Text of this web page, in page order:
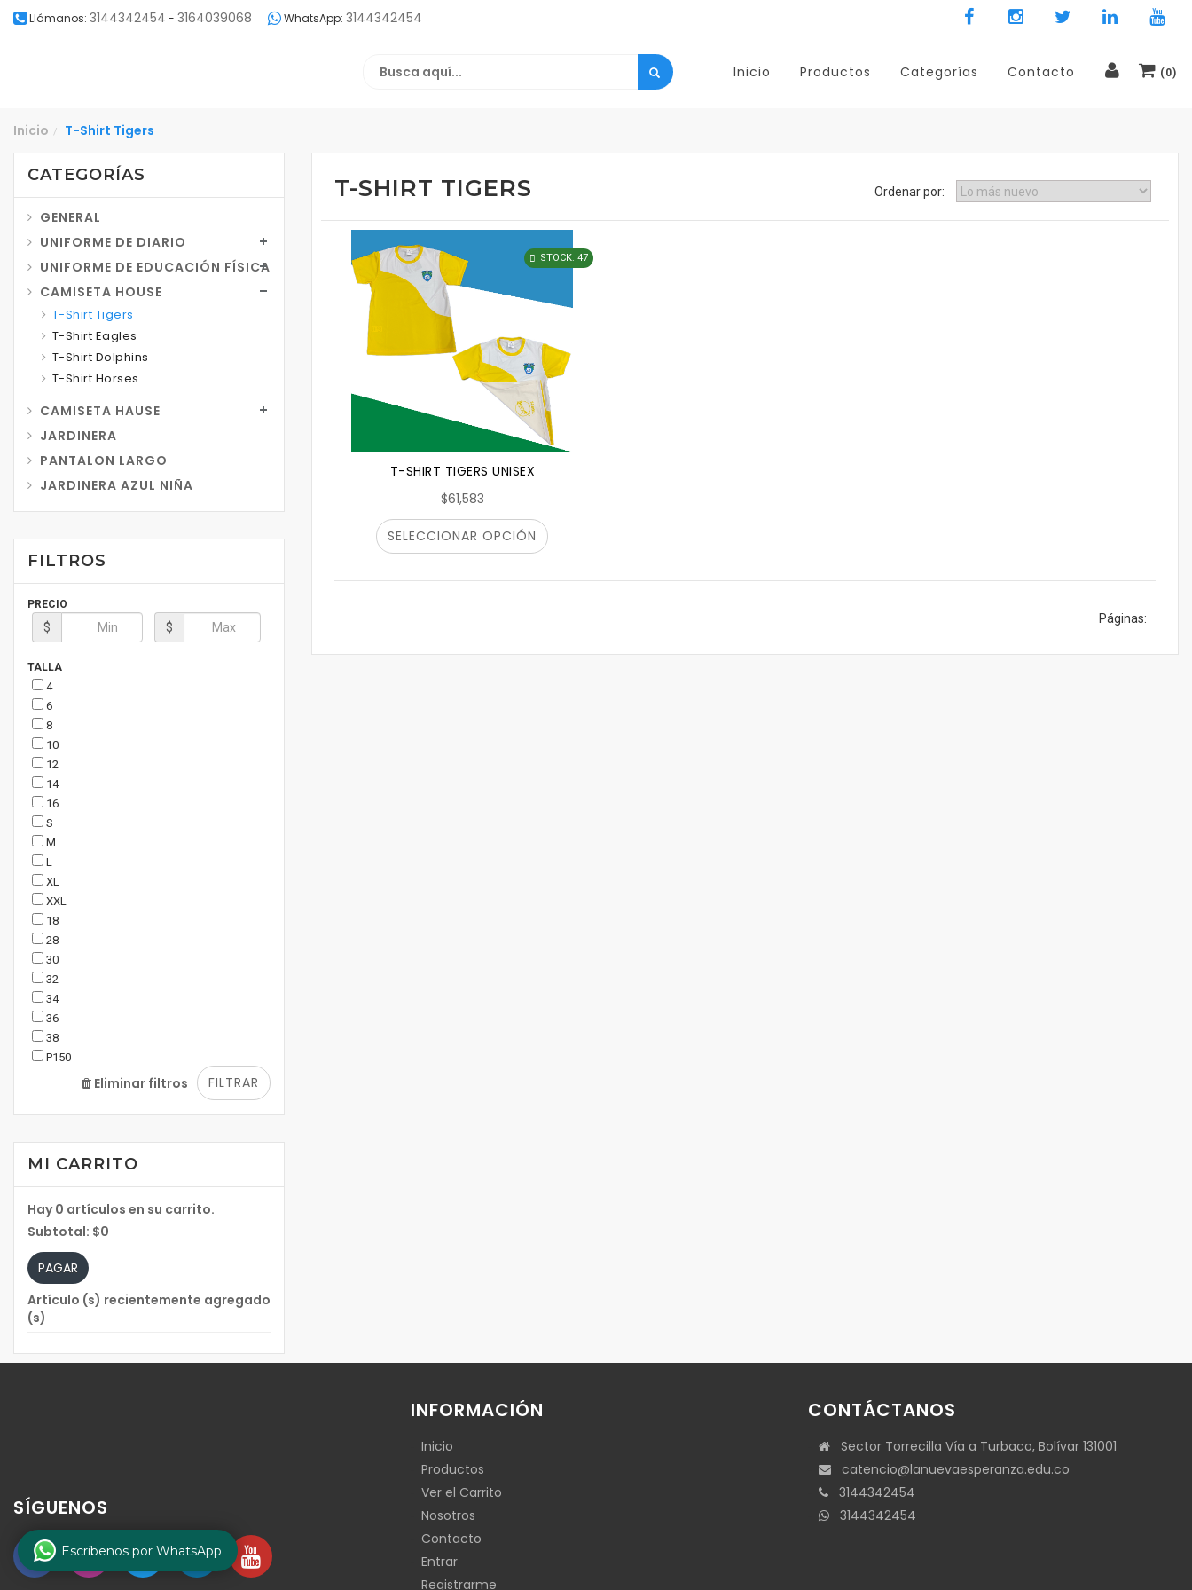
Llámanos: 3144342454 - 3164039068 WhatsApp: 3144342454
Inicio Productos Categorías Contacto ( 0)
Inicio / T-Shirt Tigers
T-SHIRT TIGERS Ordenar por:
T-SHIRT TIGERS UNISEX
$61,583
STOCK: 47
SELECCIONAR OPCIÓN
Páginas:
CATEGORÍAS
GENERAL
UNIFORME DE DIARIO
UNIFORME DE EDUCACIÓN FÍSICA
CAMISETA HOUSE
T-Shirt Tigers
T-Shirt Eagles
T-Shirt Dolphins
T-Shirt Horses
CAMISETA HAUSE
JARDINERA
PANTALON LARGO
JARDINERA AZUL NIÑA
FILTROS
PRECIO
$ $
TALLA
4
6
8
10
12
14
16
S
M
L
XL
XXL
18
28
30
32
34
36
38
P150
FILTRAR
Eliminar filtros
MI CARRITO
Hay0 artículos en su carrito.
Subtotal: $0
PAGAR
Artículo (s) recientemente agregado
(s)
SÍGUENOS
INFORMACIÓN
Inicio
Productos
Ver el Carrito
Nosotros
Contacto
Entrar
Registrarme
CONTÁCTANOS
Sector Torrecilla Vía a Turbaco, Bolívar 131001
catencio@lanuevaesperanza.edu.co
3144342454
3144342454
Escríbenos por WhatsApp